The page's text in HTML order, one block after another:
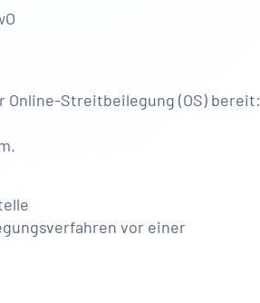
Streitbeilegung (OS) bereit:
vor einer